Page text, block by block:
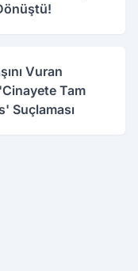
Vuran
Tam
Suçlaması